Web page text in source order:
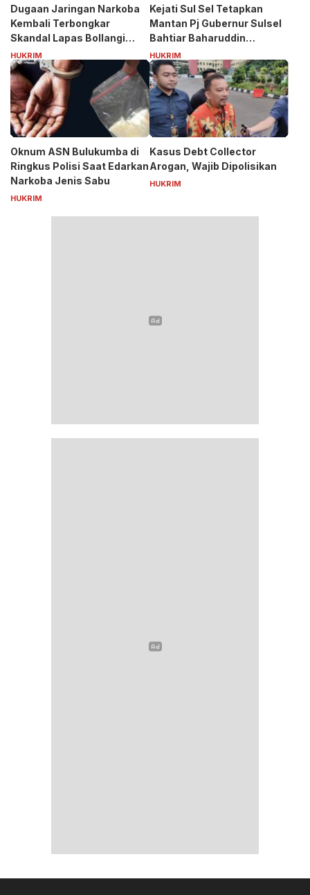
Dugaan Jaringan Narkoba
Kembali Terbongkar
Skandal Lapas Bollangi
Siapa Puang ASS?
HUKRIM
Kejati Sul Sel Tetapkan
Mantan Pj Gubernur Sulsel
Bahtiar Baharuddin
Tersangka Kasus Korupsi
Bibit Nanas Rp50 Miliar
HUKRIM
Oknum ASN Bulukumba di
Ringkus Polisi Saat Edarkan
Narkoba Jenis Sabu
HUKRIM
Kasus Debt Collector
Arogan, Wajib Dipolisikan
HUKRIM